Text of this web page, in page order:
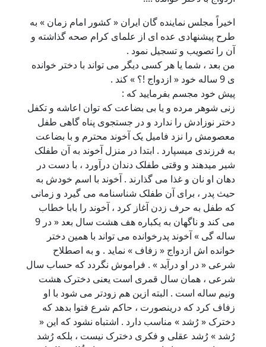
اخیراً مجلس نماینده گان ایران « کشور امام زمان » به
طرح پیشنهادی عده ای از علمای کرام صحه گذاشته و
آن را تصویب و تسجیل نمود .
من بعد ، شما یا هر کسی دیگر می تواند با دختر خوانده
ی 9 ساله خود « ازدواج !؟ » کند .
پیش خود مجسم بفرمایید که :
زنی شوهر مرده و یا بی بضاعت که توان اعاشه و تکفل
دختر نوزادش را ندارد و در جستجوی پناه گاهی طفل
معصومش را نزد فامیل یک آخوند محترم و با بضاعت
به فرزندی میسپارد . ابتدا در منزل آخوند به آن طفلک
شیر میدهند و وقتی طفلک دندان درآورد ، با دست در
دهان او نان و غذا می گذارند . آخوند با اسم خودش به
حیث پدر ، برای آن طفلک شناسنامه می گیرد و زمانی
که طفل به حرف زدن آغاز کرد ، آخوند را بابا خطاب
می کند و ناگهان به یکباره هف هشت سال بعد « در 9
ساله گی » آخوند پدرخوانده می تواند با همین دختر
خوانده اش ازدواج « زفاف » نماید . و به اصطلاح
شرعی « در او درآید » . فراموش نگردد که حساب سال
شرعی ، همان سال قمری است یعنی دخترک هشت
ونیم ساله است . البته ازین هم زودتر می شود با او
زفاف کرد که درینصورت ، حاکم شرع فتوا بدهد که
دخترک « رُشد » مناسب دارد . اشتباه نشود که این «
رُشد » رُشد عقلی و فکری دخترک نیست ، بلکه رُشد